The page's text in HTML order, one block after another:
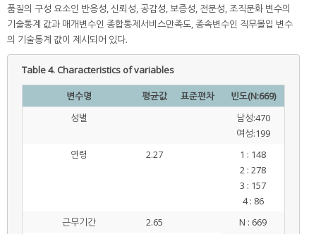
품질의 구성 요소인 반응성, 신뢰성, 공감성, 보증성, 전문성, 조직문화 변수의
기술통계 값과 매개변수인 종합통제서비스만족도, 종속변수인 직무몰입 변수
의 기술통계 값이 제시되어 있다.
Table 4. Characteristics of variables
변수명 평균값 표준편차
빈도(N:669)
성별
남성:470
여성:199
연령
2.27
1 : 148
2 : 278
3 : 157
4 : 86
근무기간
2.65
N : 669